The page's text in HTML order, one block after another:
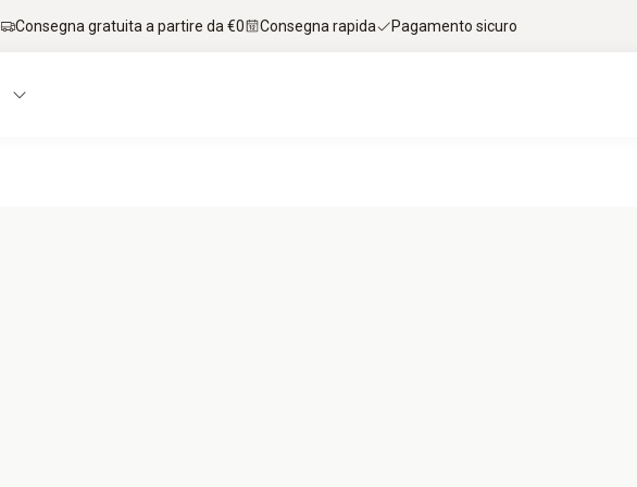
Consegna gratuita a partire da €0 Consegna rapida Pagamento sicuro